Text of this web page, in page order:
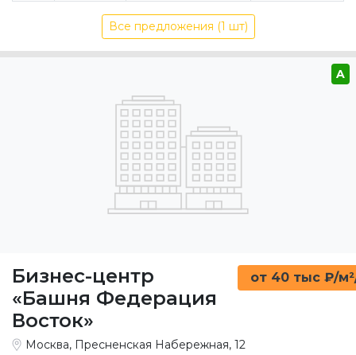
Все предложения (1 шт)
A
Бизнес-центр
«Башня Федерация
Восток»
от 40 тыс ₽/
Москва, Пресненская Набережная, 12